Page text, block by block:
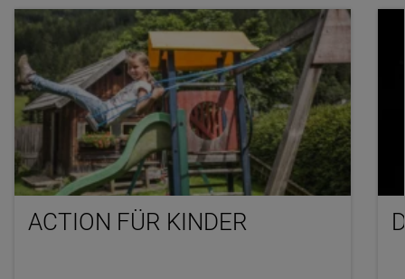
ACTION FÜR KINDER